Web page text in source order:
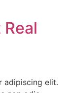
adipiscing elit.